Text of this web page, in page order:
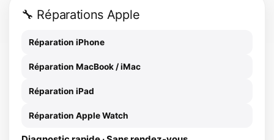
🔧 Réparations Apple
Réparation iPhone
Réparation MacBook / iMac
Réparation iPad
Réparation Apple Watch